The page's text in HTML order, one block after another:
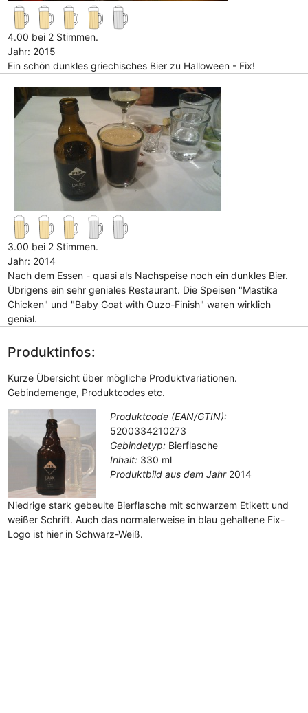
4.00 bei 2 Stimmen.
Jahr: 2015
Ein schön dunkles griechisches Bier zu Halloween - Fix!
3.00 bei 2 Stimmen.
Jahr: 2014
Nach dem Essen - quasi als Nachspeise noch ein dunkles Bier.
Übrigens ein sehr geniales Restaurant. Die Speisen "Mastika
Chicken" und "Baby Goat with Ouzo-Finish" waren wirklich
genial.
Produktinfos:
Kurze Übersicht über mögliche Produktvariationen.
Gebindemenge, Produktcodes etc.
Produktcode (EAN/GTIN):
5200334210273
Gebindetyp: Bierflasche
Inhalt:330 ml
Produktbild aus dem Jahr 2014
Niedrige stark gebeulte Bierflasche mit schwarzem Etikett und
weißer Schrift. Auch das normalerweise in blau gehaltene Fix-
Logo ist hier in Schwarz-Weiß.